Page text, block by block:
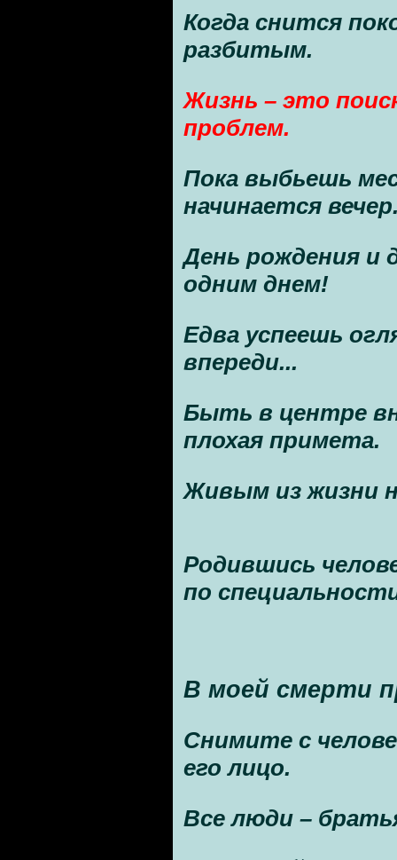
Когда снится
разбитым.
Жизнь – это
проблем.
Пока выбьешь
начинается
День рождения и
одним днем!
Едва успеешь
впереди...
Быть в центре
плохая примета.
Живым из жизни
Родившись
по
В моей смерти
Снимите с
его лицо.
Все люди –